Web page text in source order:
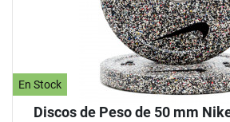
En Stock
Discos de Peso de 50 mm